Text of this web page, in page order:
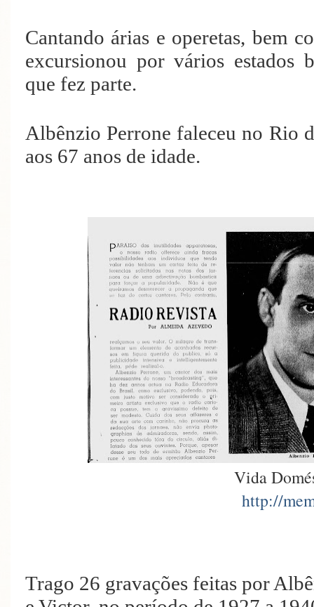
Cantando árias e operetas, bem
excursionou por vários estados
que fez parte.
Albênzio Perrone faleceu no Rio
aos 67 anos de idade.
Vida
http://
Trago 26 gravações feitas por